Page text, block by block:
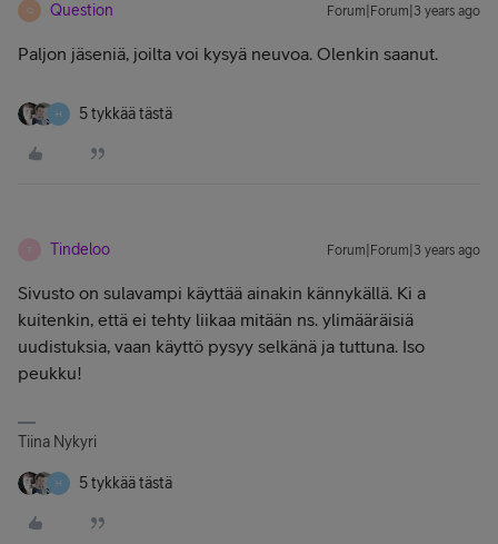
Q Question Forum|Forum|3 years ago
Paljon jäseniä, joilta voi kysyä neuvoa. Olenkin saanut.
H 5 tykkää tästä
Tindeloo Forum|Forum|3 years ago
Sivusto on sulavampi käyttää ainakin kännykällä. Ki a
kuitenkin, että ei tehty liikaa mitään ns. ylimääräisiä
uudistuksia, vaan käyttö pysyy selkänä ja tuttuna. Iso
peukku!
Tiina Nykyri
H 5 tykkää tästä